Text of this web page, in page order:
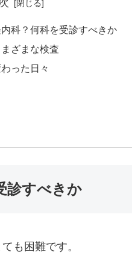
科？何科を受診すべきか
ざまな検査
った日々
診すべきか
も困難です。